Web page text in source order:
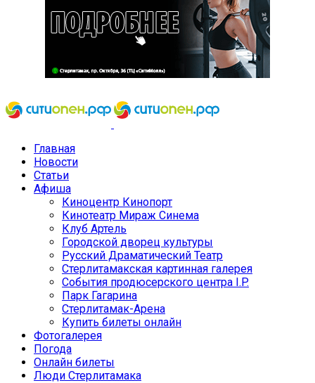
Главная
Новости
Статьи
Афиша
Киноцентр Кинопорт
Кинотеатр Мираж Синема
Клуб Артель
Городской дворец культуры
Русский Драматический Театр
Стерлитамакская картинная галерея
События продюсерского центра I.P.
Парк Гагарина
Стерлитамак-Арена
Купить билеты онлайн
Фотогалерея
Погода
Онлайн билеты
Люди Стерлитамака